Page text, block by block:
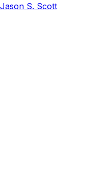
Jason S. Scott